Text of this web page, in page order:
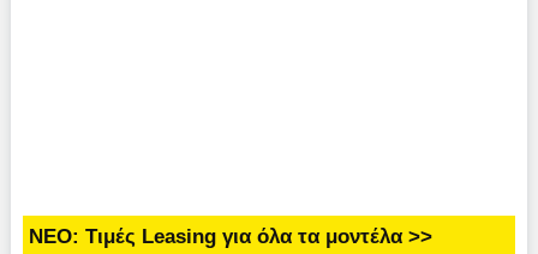
ΝΕΟ: Τιμές Leasing για όλα τα μοντέλα >>